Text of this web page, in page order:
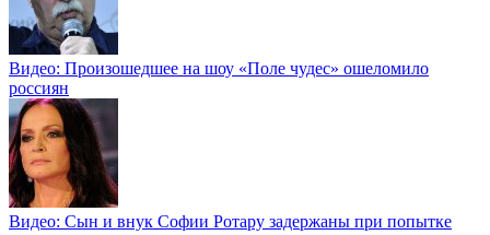
Видео: Произошедшее на шоу «Поле чудес» ошеломило
россиян
Видео: Сын и внук Софии Ротару задержаны при попытке